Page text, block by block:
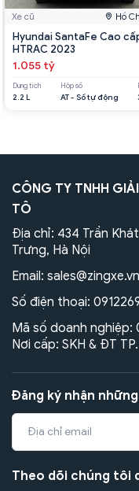
Xe cũ Hồ
Hyundai SantaFe Cao
HTRAC 2023
1.055 tỷ
Dung tích
2.2 L
Hộp số
AT - Số tự động
CÔNG TY TNHH
TÔ
Địa chỉ: 434 Trần
Trưng, Hà Nội
Email: sales@zingxe.vn
Số điện thoại:
Mã số doanh nghiệp:
Nơi cấp: SKH & ĐT
Đăng ký nhận
Theo dõi chúng tôi